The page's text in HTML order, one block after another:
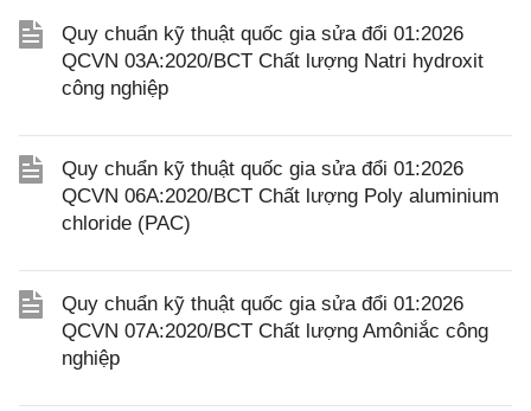
Quy chuẩn kỹ thuật quốc gia sửa đổi 01:2026
QCVN 03A:2020/BCT Chất lượng Natri hydroxit
công nghiệp
Quy chuẩn kỹ thuật quốc gia sửa đổi 01:2026
QCVN 06A:2020/BCT Chất lượng Poly aluminium
chloride (PAC)
Quy chuẩn kỹ thuật quốc gia sửa đổi 01:2026
QCVN 07A:2020/BCT Chất lượng Amôniắc công
nghiệp